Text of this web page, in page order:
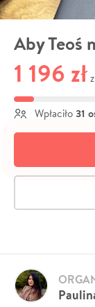
Aby Teoś
1 196 zł z
Wpłaciło 31